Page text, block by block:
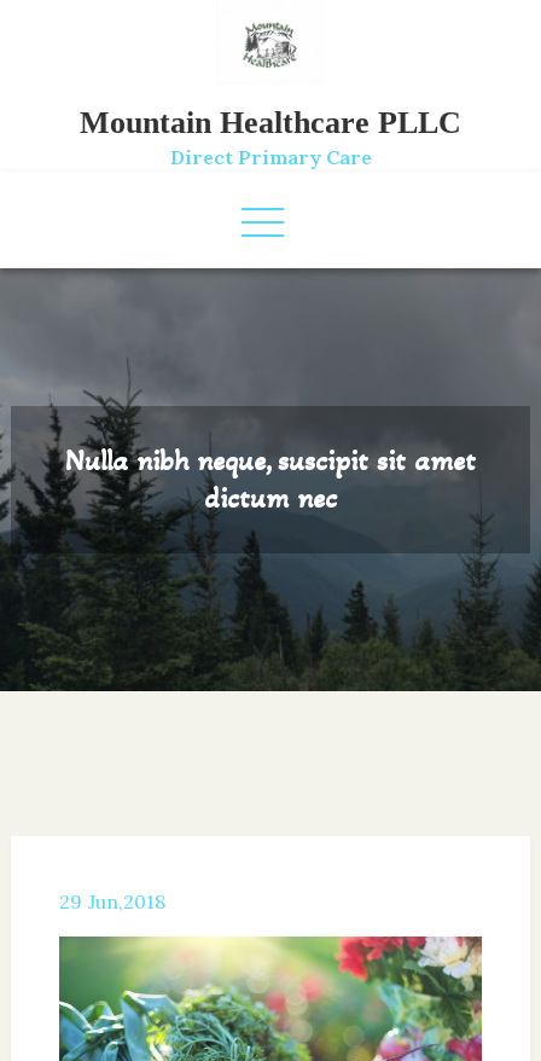
Mountain Healthcare PLLC
Direct Primary Care
Nulla nibh neque, suscipit sit amet
dictum nec
29 Jun,2018